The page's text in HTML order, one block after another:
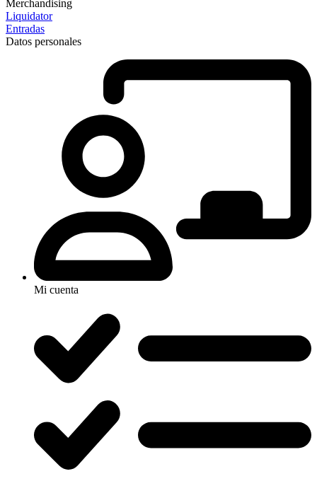
Merchandising
Liquidator
Entradas
Datos personales
Mi cuenta